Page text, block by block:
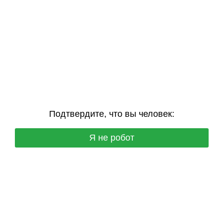
Подтвердите, что вы человек:
Я не робот